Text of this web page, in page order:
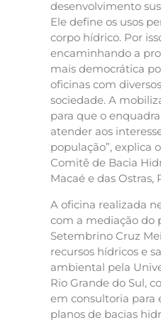
desenvolvimento
Ele define os usos
corpo hídrico. Por
encaminhando a
mais democrática
oficinas com
sociedade. A
para que o
atender aos
população”, explica
Comitê de Bacia
Macaé e das Ostras,
A oficina realizada
com a mediação do
Setembrino Cruz
recursos hídricos e
ambiental pela
Rio Grande do Sul,
em consultoria para
planos de bacias